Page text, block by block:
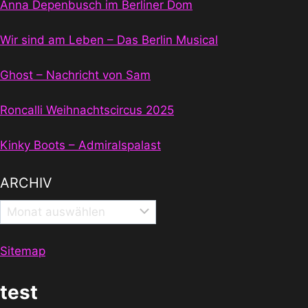
Anna Depenbusch im Berliner Dom
Wir sind am Leben – Das Berlin Musical
Ghost – Nachricht von Sam
Roncalli Weihnachtscircus 2025
Kinky Boots – Admiralspalast
ARCHIV
Archiv
Sitemap
test